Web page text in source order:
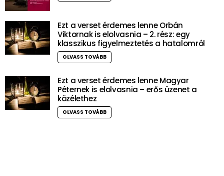
Ezt a verset érdemes lenne Orbán
Viktornak is elolvasnia – 2. rész: egy
klasszikus figyelmeztetés a hatalomról
OLVASS TOVÁBB
Ezt a verset érdemes lenne Magyar
Péternek is elolvasnia – erős üzenet a
közélethez
OLVASS TOVÁBB